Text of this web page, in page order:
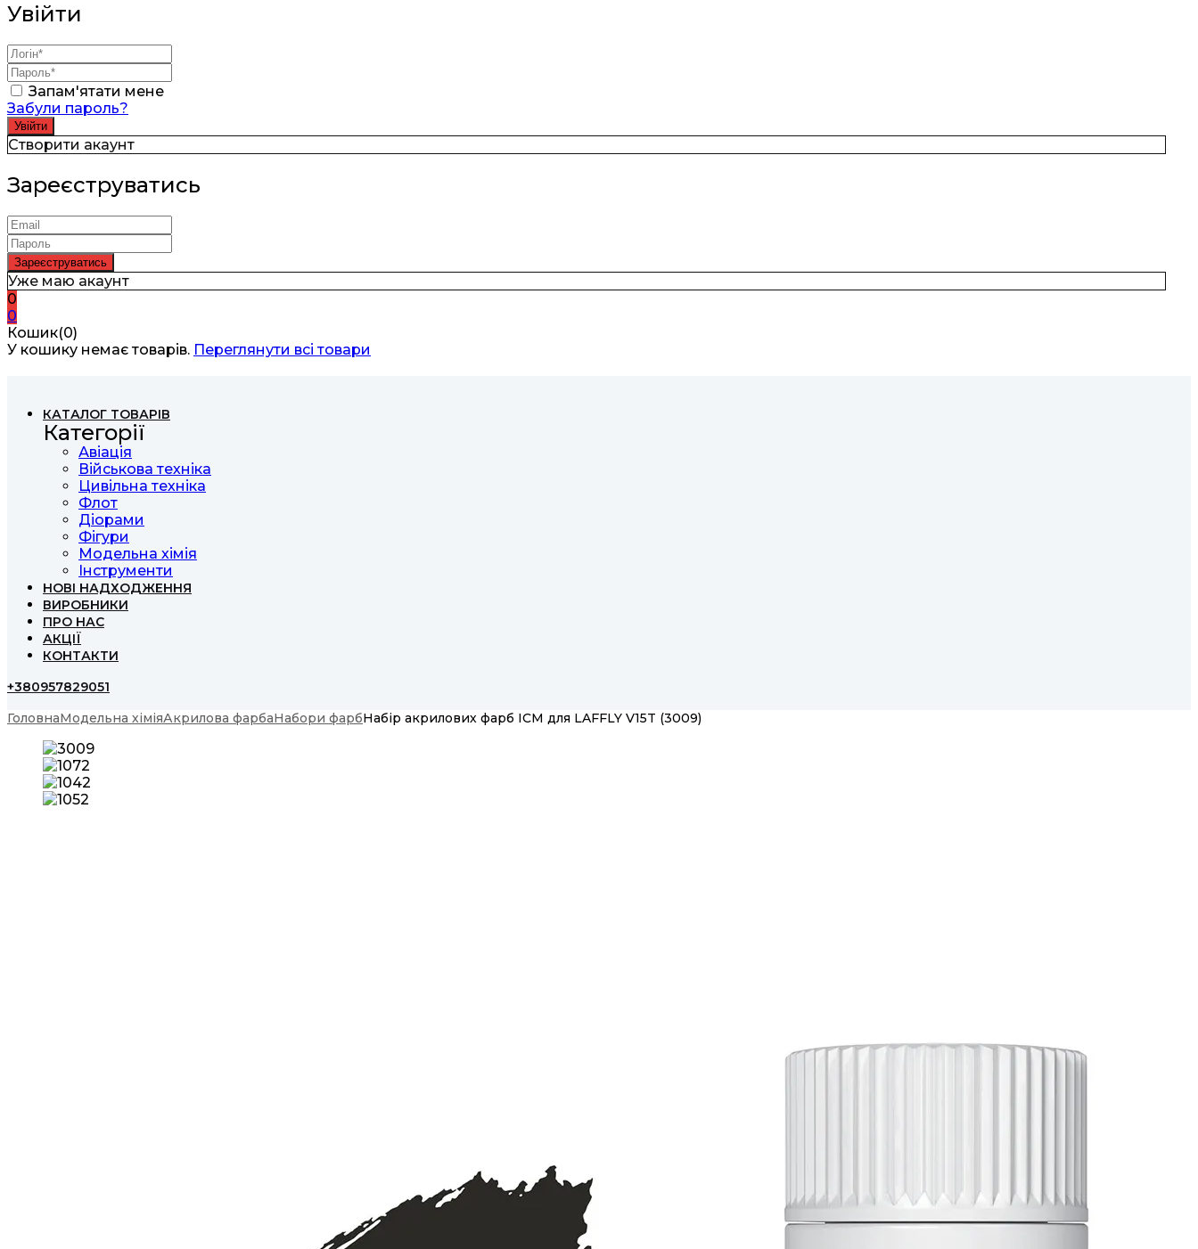
Увійти
Запам'ятати мене
Забули пароль?
Створити акаунт
Зареєструватись
Уже маю акаунт
0
0
Кошик(0)
У кошику немає товарів. Переглянути всі товари
КАТАЛОГ ТОВАРІВ
Категорії
Авіація
Військова техніка
Цивільна техніка
Флот
Діорами
Фігури
Модельна хімія
Інструменти
НОВІ НАДХОДЖЕННЯ
ВИРОБНИКИ
ПРО НАС
АКЦІЇ
КОНТАКТИ
+380957829051
ГоловнаМодельна хіміяАкрилова фарбаНабори фарбНабір акрилових фарб ICM для LAFFLY V15T (3009)